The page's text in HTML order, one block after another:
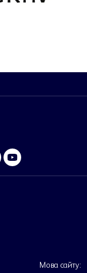
Мова сайту: